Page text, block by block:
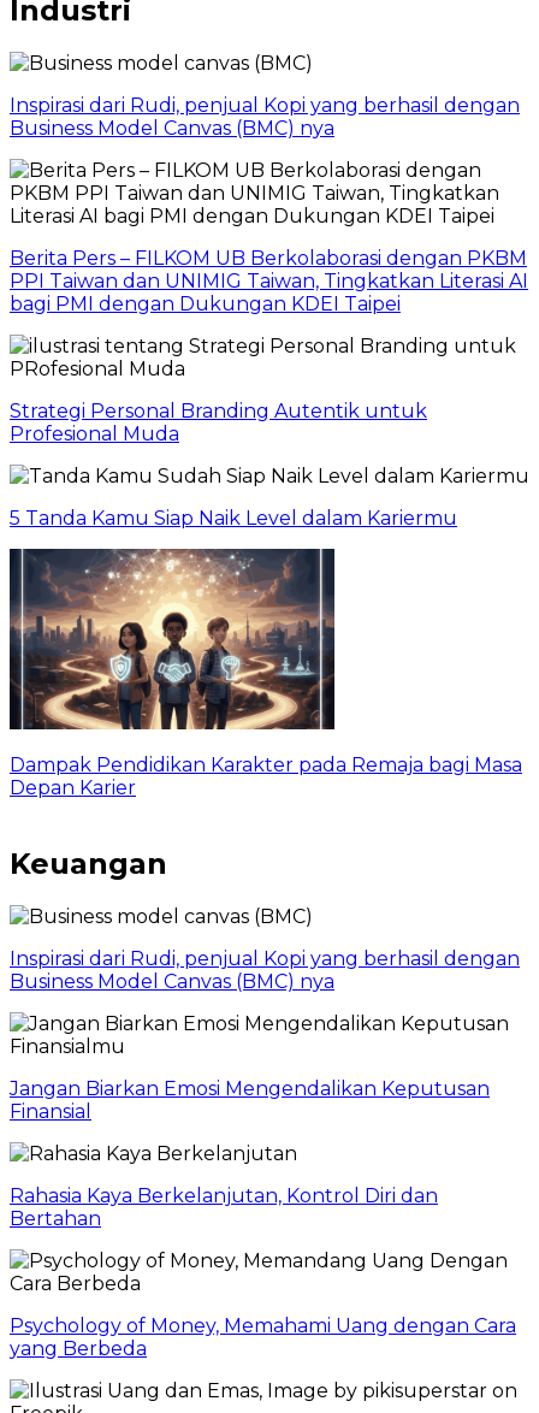
Industri
Inspirasi dari Rudi, penjual Kopi yang berhasil dengan
Business Model Canvas (BMC) nya
Berita Pers – FILKOM UB Berkolaborasi dengan PKBM
PPI Taiwan dan UNIMIG Taiwan, Tingkatkan Literasi AI
bagi PMI dengan Dukungan KDEI Taipei
Strategi Personal Branding Autentik untuk
Profesional Muda
5 Tanda Kamu Siap Naik Level dalam Kariermu
Dampak Pendidikan Karakter pada Remaja bagi Masa
Depan Karier
Keuangan
Inspirasi dari Rudi, penjual Kopi yang berhasil dengan
Business Model Canvas (BMC) nya
Jangan Biarkan Emosi Mengendalikan Keputusan
Finansial
Rahasia Kaya Berkelanjutan, Kontrol Diri dan
Bertahan
Psychology of Money, Memahami Uang dengan Cara
yang Berbeda